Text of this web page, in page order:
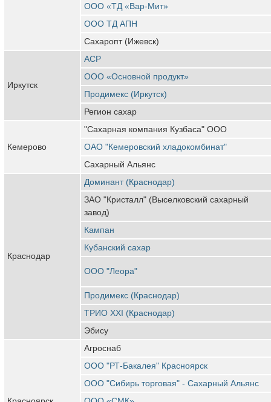
ООО «ТД «Вар-Мит»
ООО ТД АПН
Сахаропт (Ижевск)
Иркутск
АСР
ООО «Основной продукт»
Продимекс (Иркутск)
Регион сахар
Кемерово
"Сахарная компания Кузбаса" ООО
ОАО "Кемеровский хладокомбинат"
Сахарный Альянс
Краснодар
Доминант (Краснодар)
ЗАО "Кристалл" (Выселковский сахарный
завод)
Кампан
Кубанский сахар
ООО "Леора"
Продимекс (Краснодар)
ТРИО XXI (Краснодар)
Эбису
Агроснаб
ООО "РТ-Бакалея" Красноярск
ООО "Сибирь торговая" - Сахарный Альянс